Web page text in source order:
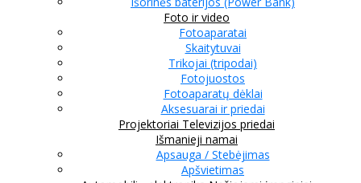
Foto ir video
Fotoaparatai
Skaitytuvai
Trikojai (tripodai)
Fotojuostos
Fotoaparatų dėklai
Aksesuarai ir priedai
Projektoriai Televizijos priedai
Išmanieji namai
Apsauga / Stebėjimas
Apšvietimas